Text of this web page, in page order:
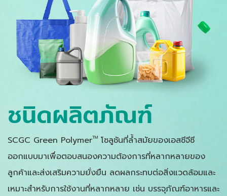
ชนิดผลิตภัณฑ์
SCGC Green PolymerTM โซลูชันที่ล้ำสมัยของเอสซีจีซี
ออกแบบมาเพื่อตอบสนองความต้องการที่หลากหลายของ
ลูกค้าและส่งเสริมความยั่งยืน ลดผลกระทบต่อสิ่งแวดล้อมและ
เหมาะสำหรับการใช้งานที่หลากหลาย เช่น บรรจุภัณฑ์อาหารและ